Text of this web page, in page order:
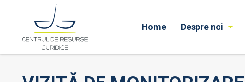
Home Despre noi